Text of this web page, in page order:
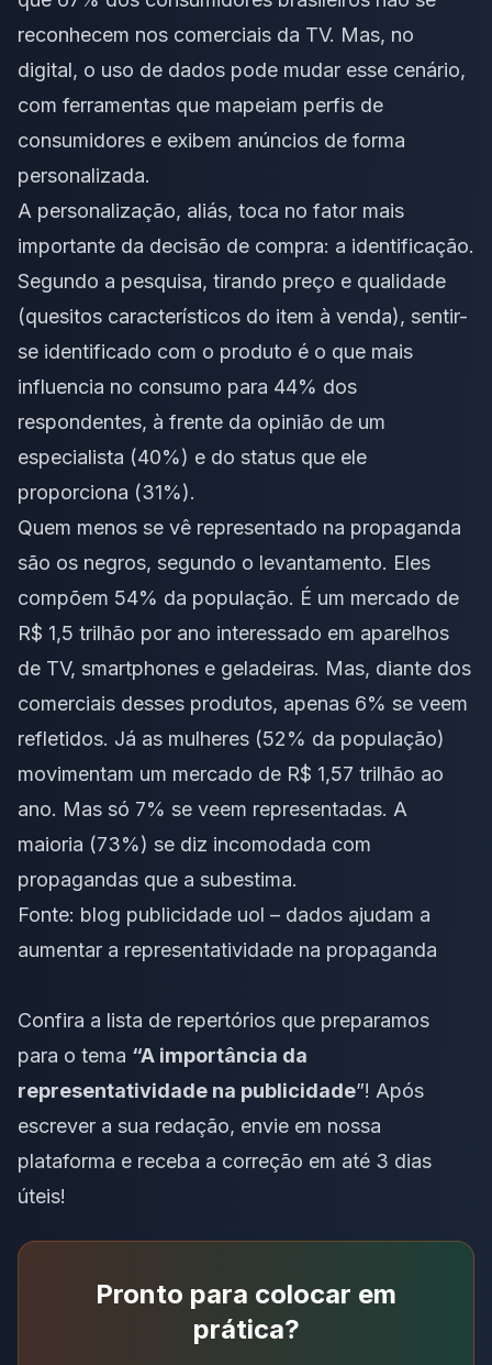
reconhecem nos comerciais da TV. Mas, no
digital, o uso de dados pode mudar esse cenário,
com ferramentas que mapeiam perfis de
consumidores e exibem anúncios de forma
personalizada.
A personalização, aliás, toca no fator mais
importante da decisão de compra: a identificação.
Segundo a pesquisa, tirando preço e qualidade
(quesitos característicos do item à venda), sentir-
se identificado com o produto é o que mais
influencia no consumo para 44% dos
respondentes, à frente da opinião de um
especialista (40%) e do status que ele
proporciona (31%).
Quem menos se vê representado na propaganda
são os negros, segundo o levantamento. Eles
compõem 54% da população. É um mercado de
R$ 1,5 trilhão por ano interessado em aparelhos
de TV, smartphones e geladeiras. Mas, diante dos
comerciais desses produtos, apenas 6% se veem
refletidos. Já as mulheres (52% da população)
movimentam um mercado de R$ 1,57 trilhão ao
ano. Mas só 7% se veem representadas. A
maioria (73%) se diz incomodada com
propagandas que a subestima.
Fonte: blog publicidade uol – dados ajudam a
aumentar a representatividade na propaganda
Confira a lista de repertórios que preparamos
para o tema “A importância da
representatividade na publicidade”! Após
escrever a sua redação, envie em nossa
plataforma e receba a correção em até 3 dias
úteis!
Pronto para colocar em
prática?